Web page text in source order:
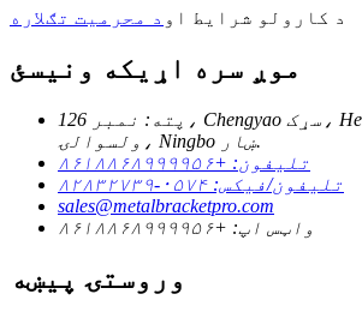
د کارولو شرایط او د محرمیت تګلاره
موږ سره اړیکه ونیسئ
پته: نمبر 126، Chengyao سړک، Hengxi ټاون، Yinzhou
ولسوالۍ، Ningbo ښار.
تلیفون: +۸۶۱۸۸۶۸۹۹۹۹۵۶
تلیفون/فیکس: ۰۵۷۴-۸۲۸۳۲۷۳۹
sales@metalbracketpro.com
واټس اپ: +۸۶۱۸۸۶۸۹۹۹۹۵۶
وروستۍ پیښه